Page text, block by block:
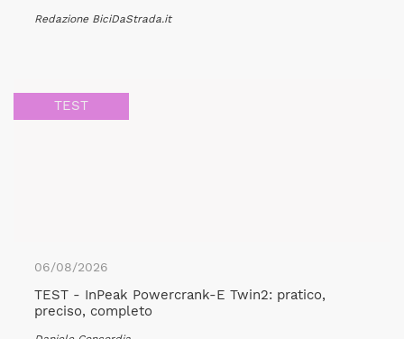
Redazione BiciDaStrada.it
TEST
06/08/2026
TEST - InPeak Powercrank-E Twin2: pratico,
preciso, completo